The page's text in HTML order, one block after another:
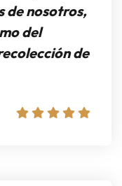
de nosotros,
del
de